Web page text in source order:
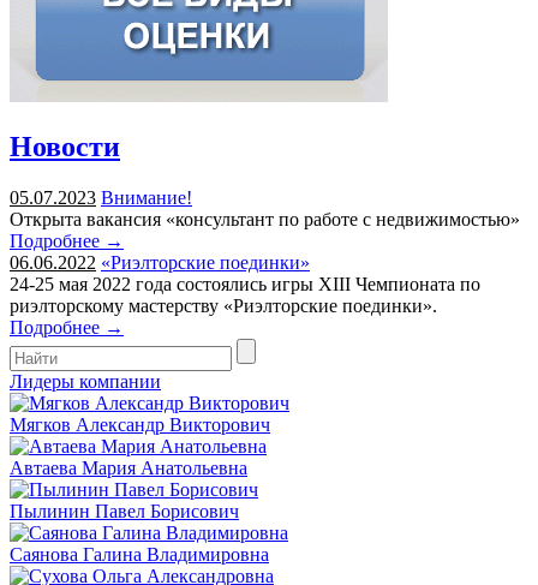
Новости
05.07.2023 Внимание!
Открыта вакансия «консультант по работе с недвижимостью»
Подробнее →
06.06.2022 «Риэлторские поединки»
24-25 мая 2022 года состоялись игры XIII Чемпионата по
риэлторскому мастерству «Риэлторские поединки».
Подробнее →
Лидеры компании
Мягков Александр Викторович
Автаева Мария Анатольевна
Пылинин Павел Борисович
Саянова Галина Владимировна